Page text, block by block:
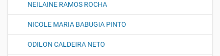
NEILAINE RAMOS ROCHA
NICOLE MARIA BABUGIA PINTO
ODILON CALDEIRA NETO